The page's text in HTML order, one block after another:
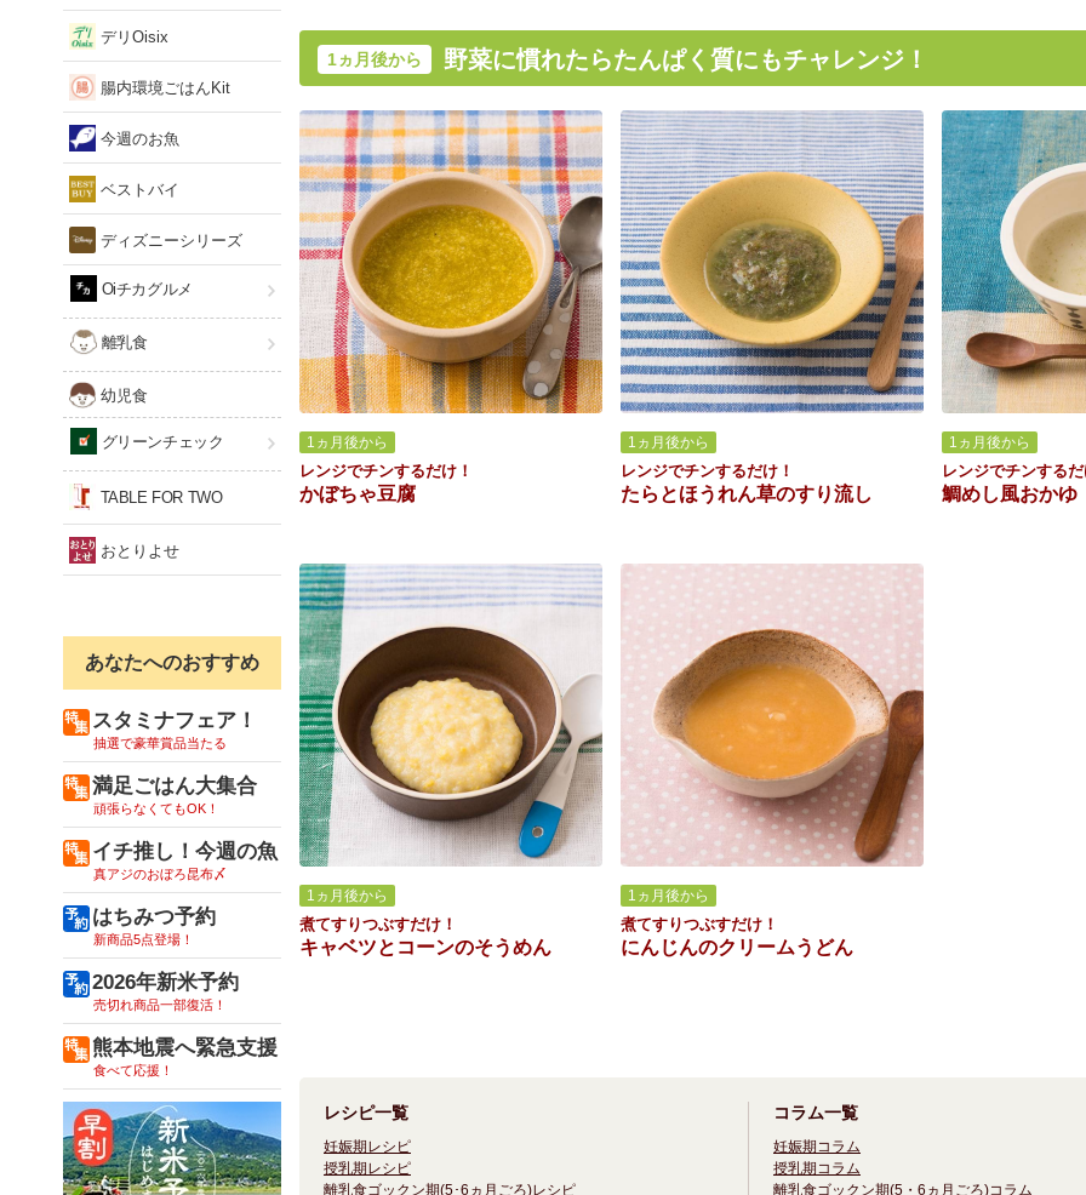
1ヵ月後から 野菜に慣れたらたんぱく質にもチャレンジ！
1ヵ月後から
レンジでチンするだけ！
かぼちゃ豆腐
1ヵ月後から
レンジでチンするだけ！
たらとほうれん草のすり流し
1ヵ月後から
レンジでチンする
鯛めし風おかゆ
1ヵ月後から
煮てすりつぶすだけ！
キャベツとコーンのそうめん
1ヵ月後から
煮てすりつぶすだけ！
にんじんのクリームうどん
レシピ一覧
妊娠期レシピ
授乳期レシピ
離乳食ゴックン期(5･6ヵ月ごろ)レシピ
コラム一覧
妊娠期コラム
授乳期コラム
離乳食ゴックン期(5・6ヵ月ごろ)コラム
デリOisix
腸内環境ごはんKit
今週のお魚
ベストバイ
ディズニーシリーズ
Oiチカグルメ
離乳食
幼児食
グリーンチェック
TABLE FOR TWO
おとりよせ
あなたへのおすすめ
スタミナフェア！
抽選で豪華賞品当たる
満足ごはん大集合
頑張らなくてもOK！
イチ推し！今週の魚
真アジのおぼろ昆布〆
はちみつ予約
新商品5点登場！
2026年新米予約
売切れ商品一部復活！
熊本地震へ緊急支援
食べて応援！